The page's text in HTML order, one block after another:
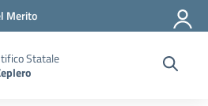
Merito
Statale